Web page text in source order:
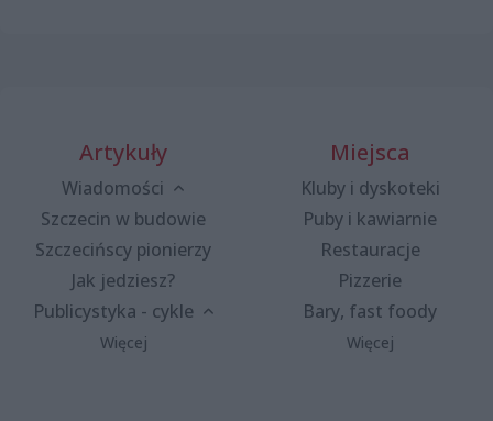
Artykuły
Wiadomości
Szczecin w budowie
Szczecińscy pionierzy
Jak jedziesz?
Publicystyka - cykle
Więcej
Miejsca
Kluby i dyskoteki
Puby i kawiarnie
Restauracje
Pizzerie
Bary, fast foody
Więcej